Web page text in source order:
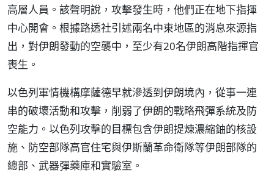
高層人員。該聲明說，攻擊發生時，他們正在地下指揮
中心開會。根據路透社引述兩名中東地區的消息來源指
出，對伊朗發動的空襲中，至少有20名伊朗高階指揮官
喪生。
以色列軍情機構摩薩德早就滲透到伊朗境內，從事一連
串的破壞活動和攻擊，削弱了伊朗的戰略飛彈系統及防
空能力。以色列攻擊的目標包含伊朗提煉濃縮鈾的核設
施、防空部隊高官住宅與伊斯蘭革命衛隊等伊朗部隊的
總部、武器彈藥庫和實驗室。